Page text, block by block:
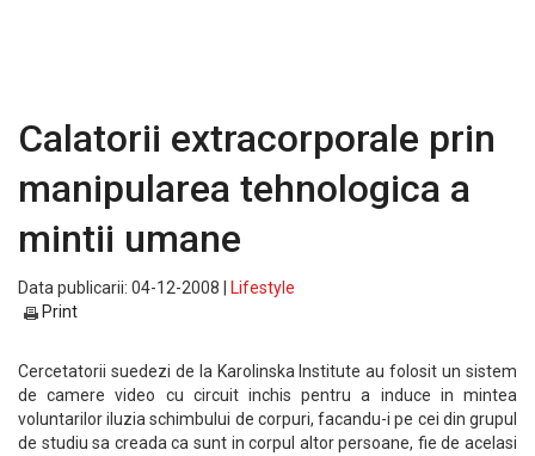
Calatorii extracorporale prin
manipularea tehnologica a
mintii umane
Data publicarii: 04-12-2008 |
Lifestyle
Print
Cercetatorii suedezi de la Karolinska Institute au folosit un sistem
de camere video cu circuit inchis pentru a induce in mintea
voluntarilor iluzia schimbului de corpuri, facandu-i pe cei din grupul
de studiu sa creada ca sunt in corpul altor persoane, fie de acelasi